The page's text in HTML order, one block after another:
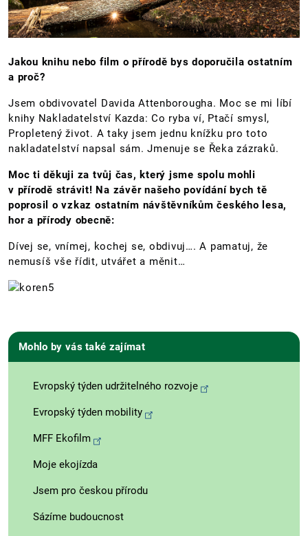
Jakou knihu nebo film o přírodě bys doporučila ostatním
a proč?
Jsem obdivovatel Davida Attenborougha. Moc se mi líbí
knihy Nakladatelství Kazda: Co ryba ví, Ptačí smysl,
Propletený život. A taky jsem jednu knížku pro toto
nakladatelství napsal sám. Jmenuje se Řeka zázraků.
Moc ti děkuji za tvůj čas, který jsme spolu mohli
v přírodě strávit! Na závěr našeho povídání bych tě
poprosil o vzkaz ostatním návštěvníkům českého lesa,
hor a přírody obecně:
Dívej se, vnímej, kochej se, obdivuj…. A pamatuj, že
nemusíš vše řídit, utvářet a měnit…
Mohlo by vás také zajímat
Evropský týden udržitelného rozvoje
Evropský týden mobility
MFF Ekofilm
Moje ekojízda
Jsem pro českou přírodu
Sázíme budoucnost